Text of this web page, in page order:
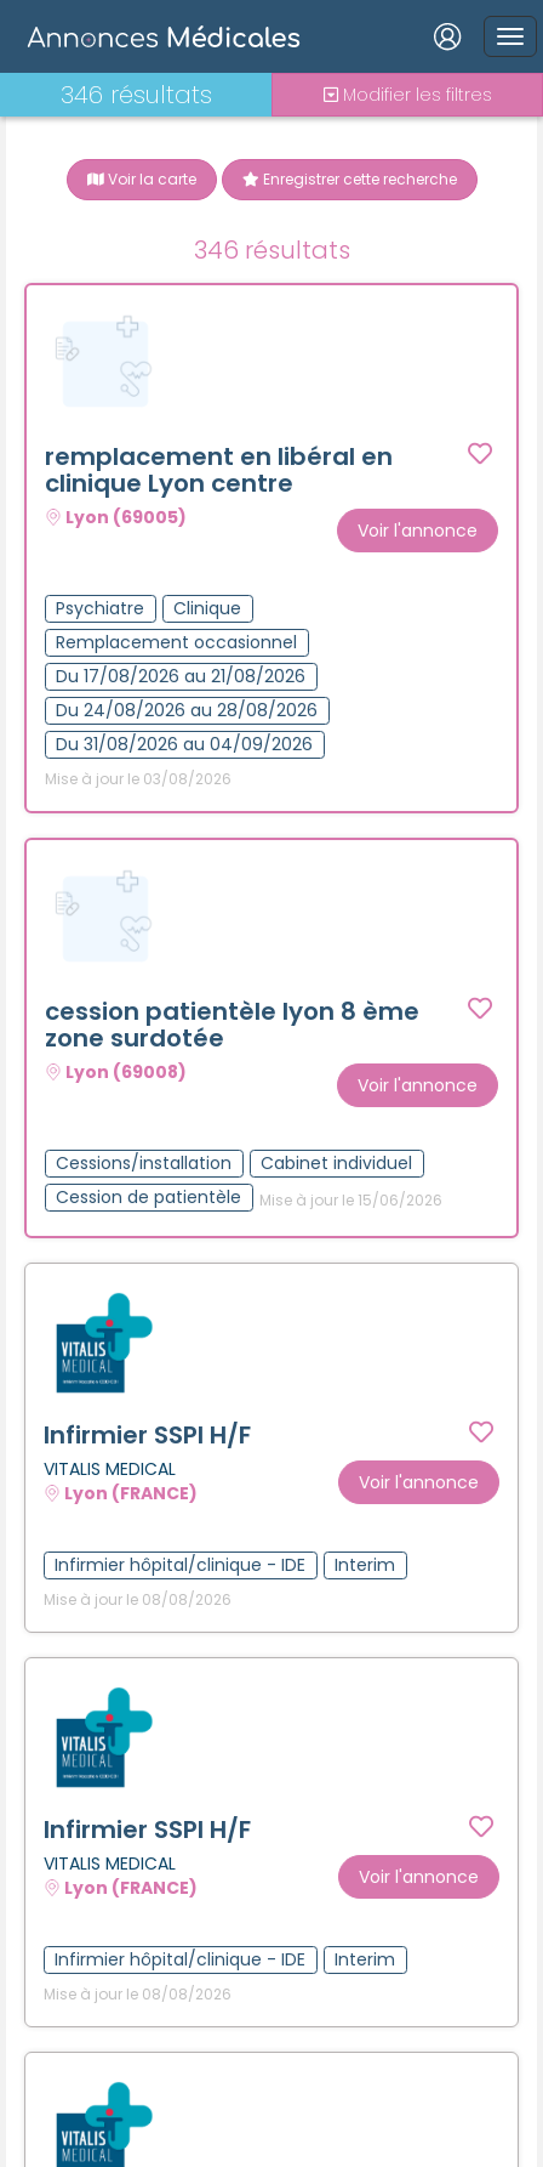
Connexion
Mot de passe oublié ?
Connexion
Se connecter avec LinkedIn
Inscrivez-vous en un clic !
346 résultats Modifier les filtres
Voir la carte Enregistrer cette recherche
346 résultats
remplacement en libéral en
clinique Lyon centre
Lyon (69005)
Voir l'annonce
Psychiatre
Clinique
Remplacement occasionnel
Du 17/08/2026 au 21/08/2026
Du 24/08/2026 au 28/08/2026
Du 31/08/2026 au 04/09/2026
Mise à jour le 03/08/2026
cession patientèle lyon 8 ème
zone surdotée
Lyon (69008)
Voir l'annonce
Cessions/installation
Cabinet individuel
Cession de patientèle
Mise à jour le 15/06/2026
Infirmier SSPI H/F
VITALIS MEDICAL
Lyon (FRANCE)
Voir l'annonce
Infirmier hôpital/clinique - IDE Interim
Mise à jour le 08/08/2026
Infirmier SSPI H/F
VITALIS MEDICAL
Lyon (FRANCE)
Voir l'annonce
Infirmier hôpital/clinique - IDE Interim
Mise à jour le 08/08/2026